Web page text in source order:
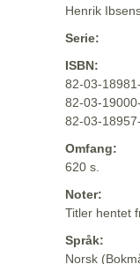
Henrik
Serie:
ISBN:
82-03-
82-03-
82-03-
Omfang:
620 s.
Noter:
Titler hentet
Språk:
Norsk